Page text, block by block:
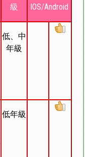
級
IOS/Android
低、中
年級
低年級